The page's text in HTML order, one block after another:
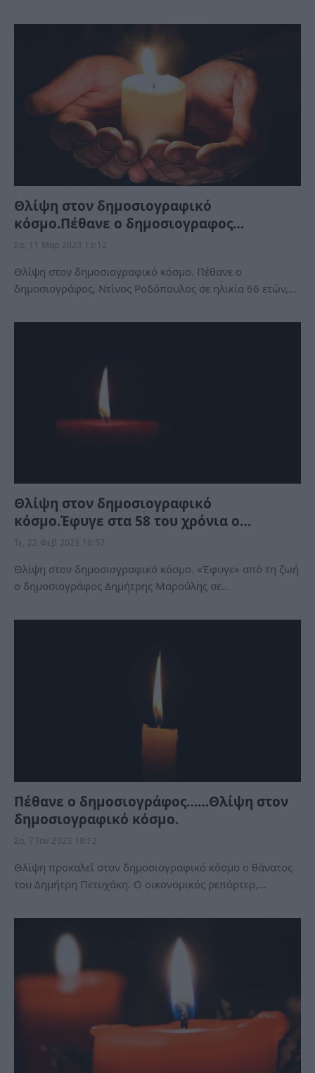
Θλίψη στον δημοσιογραφικό
κόσμο.Πέθανε ο δημοσιογραφος…
Σα, 11 Μαρ 2023 13:12
Θλίψη στον δημοσιογραφικό κόσμο. Πέθανε ο
δημοσιογράφος, Ντίνος Ροδόπουλος σε ηλικία 66 ετών,…
Θλίψη στον δημοσιογραφικό
κόσμο.Έφυγε στα 58 του χρόνια ο…
Τε, 22 Φεβ 2023 18:57
Θλίψη στον δημοσιογραφικό κόσμο. «Έφυγε» από τη ζωή
ο δημοσιογράφος Δημήτρης Μαρούλης σε…
Πέθανε ο δημοσιογράφος……Θλίψη στον
δημοσιογραφικό κόσμο.
Σα, 7 Ιαν 2023 18:12
Θλίψη προκαλεί στον δημοσιογραφικό κόσμο ο θάνατος
του Δημήτρη Πετυχάκη. Ο οικονομικός ρεπόρτερ,…